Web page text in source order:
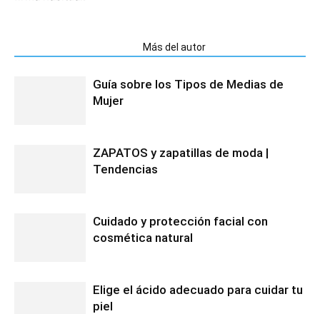
Más del autor
Guía sobre los Tipos de Medias de
Mujer
ZAPATOS y zapatillas de moda |
Tendencias
Cuidado y protección facial con
cosmética natural
Elige el ácido adecuado para cuidar tu
piel